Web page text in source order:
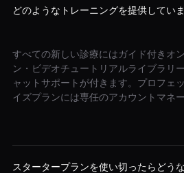
どのようなトレーニングを提供してい
すべての新しい診療にはガイド付きオ
ン・ビデオチュートリアルライブラリ
ャットサポートが付きます。プロフェ
イズプランには専任のアカウントマネ
スタータープランを使い切ったらどう